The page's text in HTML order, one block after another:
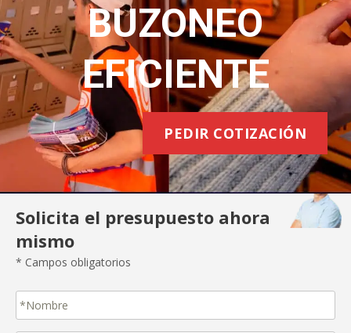
BUZONEO
EFICIENTE
PEDIR COTIZACIÓN
Solicita el presupuesto ahora
mismo
* Campos obligatorios